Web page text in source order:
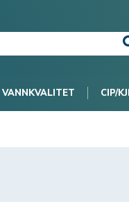
VANNKVALITET CIP/